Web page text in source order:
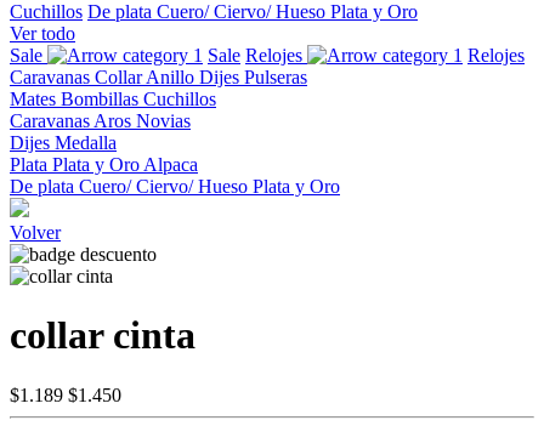
Cuchillos De plata Cuero/ Ciervo/ Hueso Plata y Oro
Ver todo
Sale
Sale Relojes
Relojes
Caravanas CollarAnillo Dijes Pulseras
Mates Bombillas Cuchillos
Caravanas Aros Novias
Dijes Medalla
Plata Plata y Oro Alpaca
De plata Cuero/ Ciervo/ Hueso Plata y Oro
Volver
collar cinta
$1.189 $1.450